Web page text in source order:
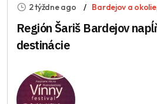
2 týždne ago Bardejov a okolie
Región Šariš Bardejov
destinácie